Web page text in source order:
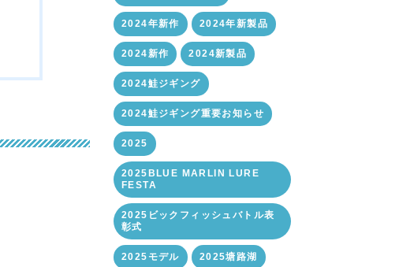
2024年新作 2024年新製品
2024新作 2024新製品
2024鮭ジギング
2024鮭ジギング重要お知らせ
2025
2025BLUE MARLIN LURE
FESTA
2025ビックフィッシュバトル表
彰式
2025モデル 2025塘路湖